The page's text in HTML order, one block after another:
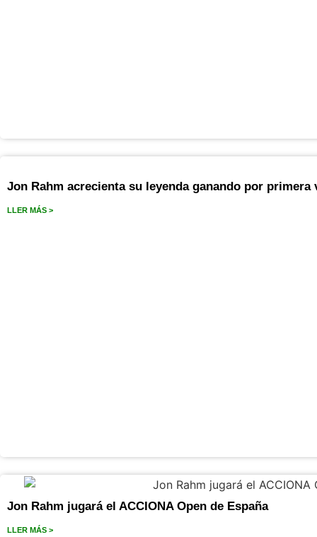
Jon Rahm acrecienta su leyenda ganando por primera
LLER MÁS >
Jon Rahm jugará el ACCIONA Open de España
LLER MÁS >